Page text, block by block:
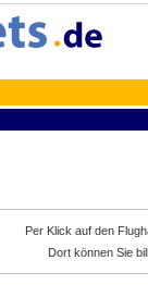
Per Klick auf den
Dort können Sie